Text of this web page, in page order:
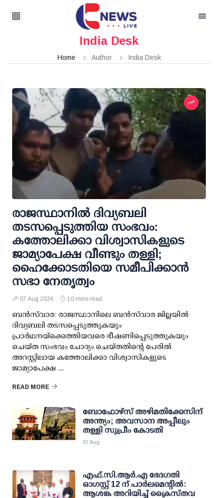
India Desk
Home Author India Desk
രാജസ്ഥാനിൽ ദിവ്യബലി
തടസപ്പെടുത്തിയ സംഭവം:
കത്തോലിക്കാ വിശ്വാസികളുടെ
ജാമ്യാപേക്ഷ വീണ്ടും തള്ളി;
ഹൈക്കോടതിയെ സമീപിക്കാൻ
സഭാ നേതൃത്വം
07 Aug 2026 10 mins read
ബൻസ്‌വാര: രാജസ്ഥാനിലെ ബൻസ്‌വാര ജില്ലയിൽ
ദിവ്യബലി തടസപ്പെടുത്തുകയും
പ്രാർഥനയ്‌ക്കെത്തിയവരെ ഭീഷണിപ്പെടുത്തുകയും
ചെയ്ത സംഭവം ചോദ്യം ചെയ്തതിന്റെ പേരിൽ
അറസ്റ്റിലായ കത്തോലിക്കാ വിശ്വാസികളുടെ
ജാമ്യാപേക്ഷ ...
READ MORE
ബോഫോഴ്സ് അഴിമതിക്കേസിന്
അന്ത്യം; അവസാന അപ്പീലും
തള്ളി സുപ്രീം കോടതി
07 Aug
എഫ്.സി.ആര്‍.എ ഭേദഗതി
ഓഗസ്റ്റ് 12 ന് പാര്‍ലമെന്റില്‍:
ആശങ്ക അറിയിച്ച് ക്രൈസ്തവ